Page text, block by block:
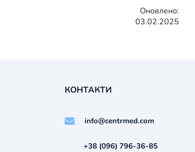
Оновлено:
03.02.2025
КОНТАКТИ
info@centrmed.com
+38 (096) 796-36-85